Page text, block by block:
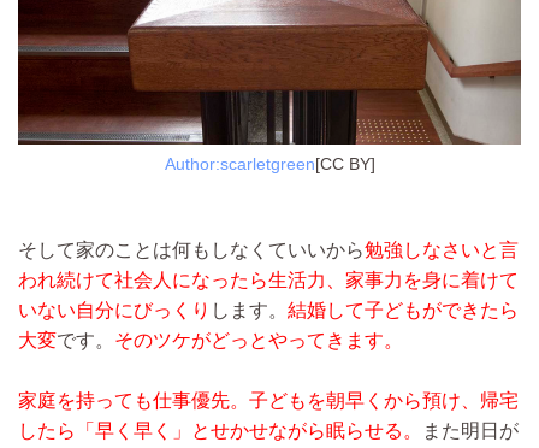
Author:scarletgreen[CC BY]
そして家のことは何もしなくていいから勉強しなさいと言
われ続けて社会人になったら生活力、家事力を身に着けて
いない自分にびっくり します。 結婚して子どもができたら
大変です。 そのツケがどっとやってきます。
家庭を持っても仕事優先。子どもを朝早くから預け、帰宅
したら「早く早く」とせかせながら眠らせる。
また明日が